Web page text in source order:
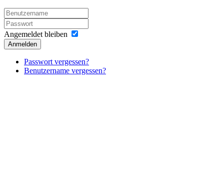
Angemeldet bleiben
Anmelden
Passwort vergessen?
Benutzername vergessen?